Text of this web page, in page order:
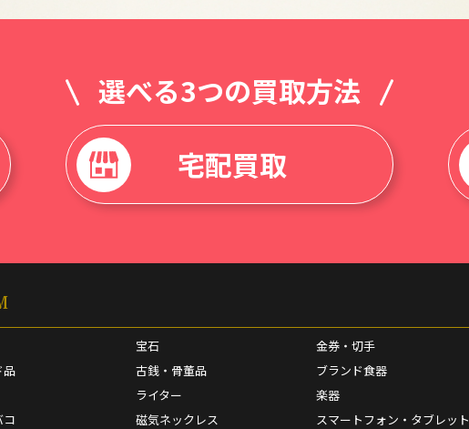
選べる3つの買取方法
宅配買取
品
コ
宝石
古銭・骨董品
ライター
磁気ネックレス
金券・切手
ブランド食器
楽器
スマートフォン・タブレット